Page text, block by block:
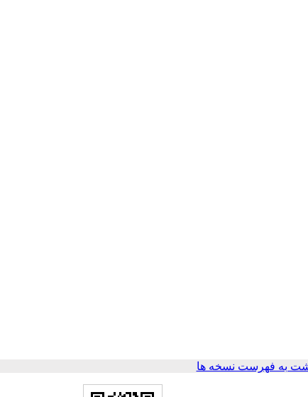
به فهرست نسخه ها